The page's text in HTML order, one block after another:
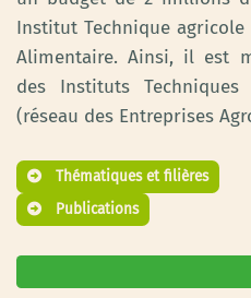
Institut Technique
Alimentaire. Ainsi, il est
des Instituts
(réseau des Entreprises
Thématiques et filières
Publications